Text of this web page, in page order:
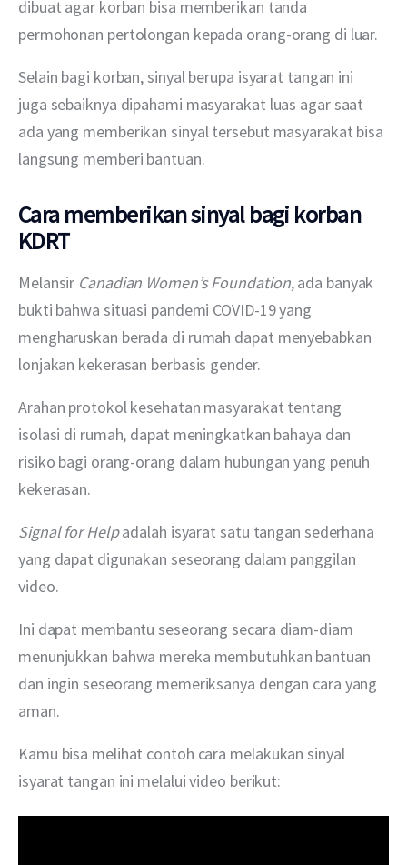
dibuat agar korban bisa memberikan tanda
permohonan pertolongan kepada orang-orang di luar.
Selain bagi korban, sinyal berupa isyarat tangan ini
juga sebaiknya dipahami masyarakat luas agar saat
ada yang memberikan sinyal tersebut masyarakat bisa
langsung memberi bantuan.
Cara memberikan sinyal bagi korban
KDRT
Melansir Canadian Women’s Foundation, ada banyak
bukti bahwa situasi pandemi COVID-19 yang
mengharuskan berada di rumah dapat menyebabkan
lonjakan kekerasan berbasis gender.
Arahan protokol kesehatan masyarakat tentang
isolasi di rumah, dapat meningkatkan bahaya dan
risiko bagi orang-orang dalam hubungan yang penuh
kekerasan.
Signal for Help adalah isyarat satu tangan sederhana
yang dapat digunakan seseorang dalam panggilan
video.
Ini dapat membantu seseorang secara diam-diam
menunjukkan bahwa mereka membutuhkan bantuan
dan ingin seseorang memeriksanya dengan cara yang
aman.
Kamu bisa melihat contoh cara melakukan sinyal
isyarat tangan ini melalui video berikut: